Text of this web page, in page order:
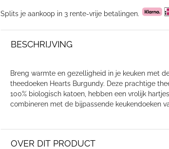
Splits je aankoop in 3 rente-vrije betalingen.
BESCHRIJVING
Breng warmte en gezelligheid in je keuken met
theedoeken Hearts Burgundy. Deze prachtige
100% biologisch katoen, hebben een vrolijk
combineren met de bijpassende keukendoeken
OVER DIT PRODUCT